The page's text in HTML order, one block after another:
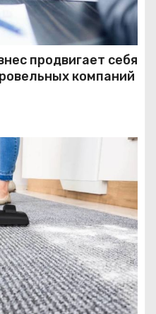
продвигает себя
компаний